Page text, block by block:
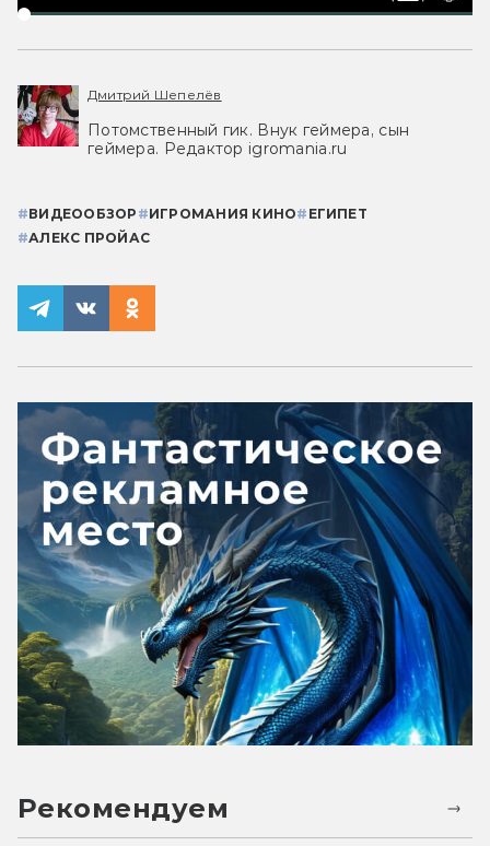
Дмитрий Шепелёв
Потомственный гик. Внук геймера, сын
геймера. Редактор igromania.ru
#ВИДЕООБЗОР #ИГРОМАНИЯ КИНО# ЕГИПЕТ
#АЛЕКС ПРОЙАС
Рекомендуем